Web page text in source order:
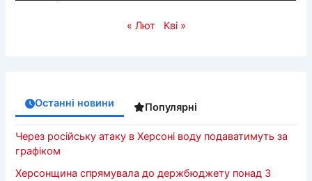
« Лют Кві »
Останні новини Популярні
Через російську атаку в Херсоні воду подаватимуть за
графіком
Херсонщина спрямувала до держбюджету понад 3